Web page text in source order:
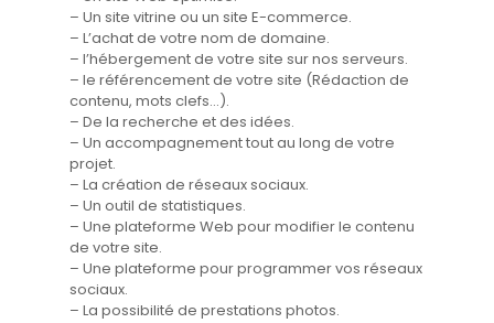
– Un site vitrine ou un site E-commerce.
– L’achat de votre nom de domaine.
– l’hébergement de votre site sur nos serveurs.
– le référencement de votre site (Rédaction de
contenu, mots clefs…).
– De la recherche et des idées.
– Un accompagnement tout au long de votre
projet.
– La création de réseaux sociaux.
– Un outil de statistiques.
– Une plateforme Web pour modifier le contenu
de votre site.
– Une plateforme pour programmer vos réseaux
sociaux.
– La possibilité de prestations photos.